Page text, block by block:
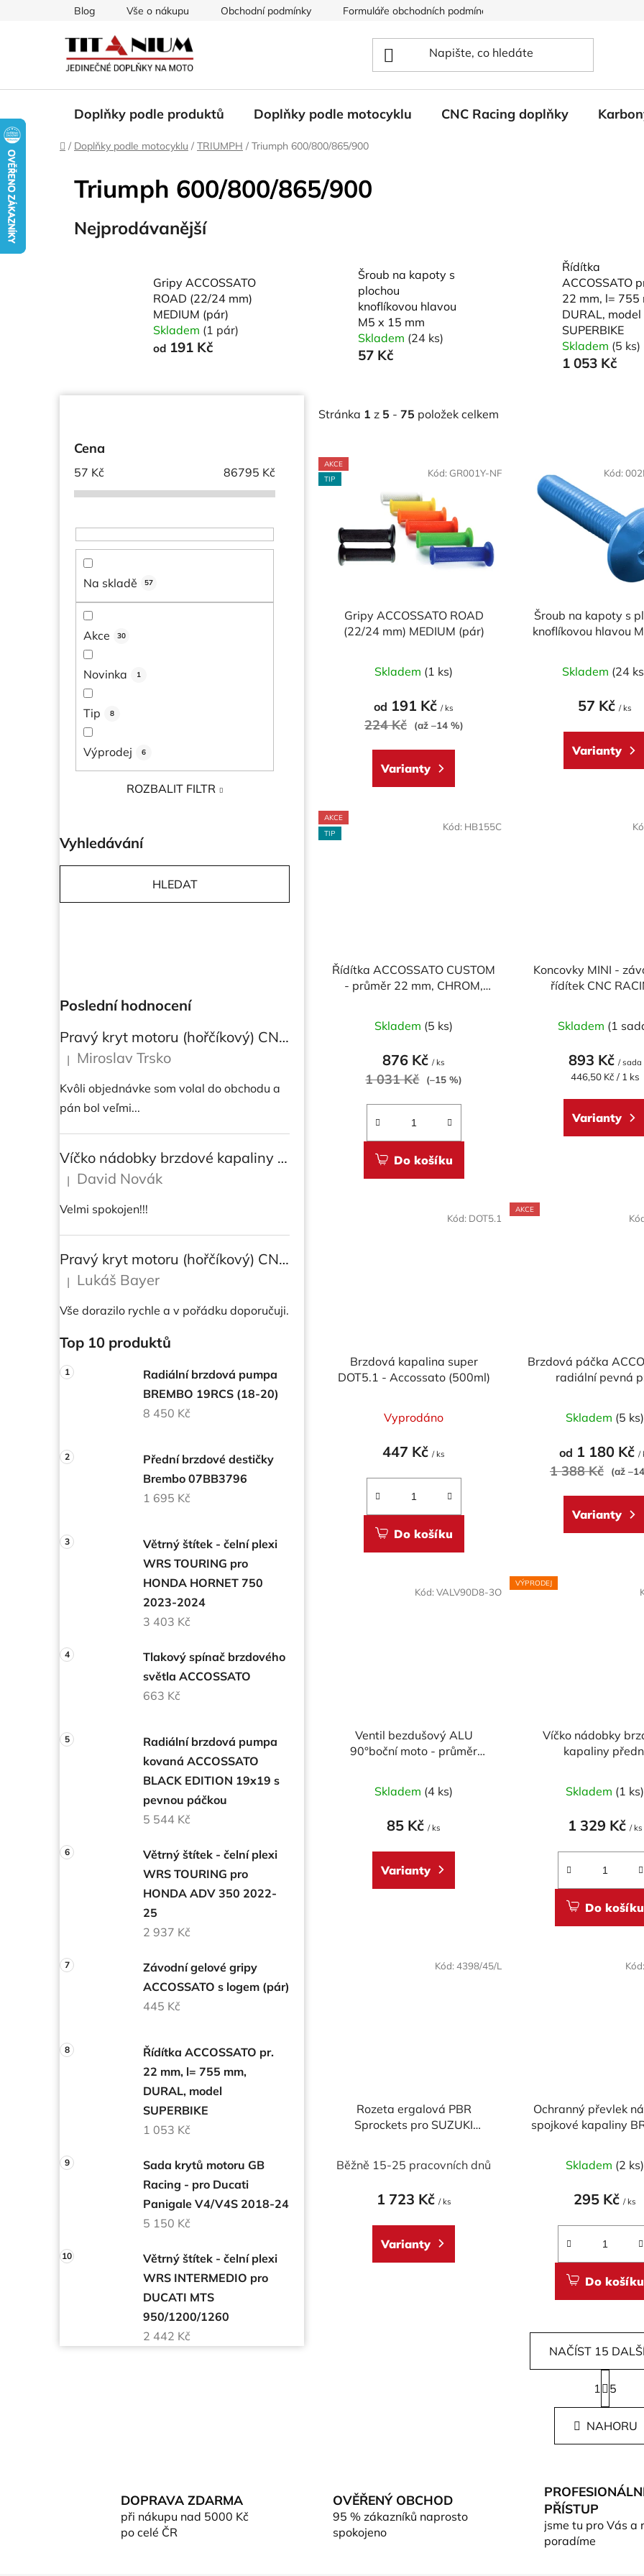
Blog Vše o nákupu Obchodní podmínky Formuláře obchodních podmínek
Doplňky podle produktů Doplňky podle motocyklu CNC Racing doplňky
Domů
/ Doplňky podle motocyklu / TRIUMPH / Triumph 600/800/865/900
Triumph 600/800/865/900
Nejprodávanější
Gripy ACCOSSATO
ROAD (22/24 mm)
MEDIUM (pár)
Skladem (1 pár)
od 191 Kč
Šroub na kapoty s
plochou
knoflíkovou hlavou
M5 x 15 mm
Skladem (24 ks)
57 Kč
Řídítka
ACCOSSATO
22 mm, l= 755
DURAL, model
SUPERBIKE
Skladem (5 ks)
1 053 Kč
Cena
57 Kč 86795 Kč
Na skladě 57
Akce 30
Novinka 1
Tip 8
Výprodej 6
ROZBALIT FILTR
Vyhledávání
HLEDAT
Poslední hodnocení
Pravý kryt motoru (hořčíkový) CNC RACING pro instalaci transparetního krytu spojky pro Ducati Streetfighter V4/V4S
Hodnocení produktu je 5 z 5 hvězdiček.
| Miroslav Trsko
Kvôli objednávke som volal do obchodu a
pán bol veľmi...
Víčko nádobky brzdové kapaliny CNC Racing - BICOLOR
Hodnocení produktu je 5 z 5 hvězdiček.
| David Novák
Velmi spokojen!!!
Pravý kryt motoru (hořčíkový) CNC RACING pro instalaci transparetního krytu spojky pro DUCATI Multistrada/ Diavel V4/ V4S
Hodnocení produktu je 5 z 5 hvězdiček.
| Lukáš Bayer
Vše dorazilo rychle a v pořádku doporučuji.
Top 10 produktů
Radiální brzdová pumpa
BREMBO 19RCS (18-20)
8 450 Kč
Přední brzdové destičky
Brembo 07BB3796
1 695 Kč
Větrný štítek - čelní plexi
WRS TOURING pro
HONDA HORNET 750
2023-2024
3 403 Kč
Tlakový spínač brzdového
světla ACCOSSATO
663 Kč
Radiální brzdová pumpa
kovaná ACCOSSATO
BLACK EDITION 19x19 s
pevnou páčkou
5 544 Kč
Větrný štítek - čelní plexi
WRS TOURING pro
HONDA ADV 350 2022-
25
2 937 Kč
Závodní gelové gripy
ACCOSSATO s logem (pár)
445 Kč
Řídítka ACCOSSATO pr.
22 mm, l= 755 mm,
DURAL, model
SUPERBIKE
1 053 Kč
Sada krytů motoru GB
Racing - pro Ducati
Panigale V4/V4S 2018-24
5 150 Kč
Větrný štítek - čelní plexi
WRS INTERMEDIO pro
DUCATI MTS
950/1200/1260
2 442 Kč
Stránka 1 z 5 - 75 položek celkem
V
ý
AKCE
TIP
Gripy ACCOSSATO ROAD
(22/24 mm) MEDIUM (pár)
hodnocení
produktu
5
Skladem (1 ks)
od 191 Kč/ ks
224 Kč (až –14 %)
Varianty
Kód: GR001Y-NF
Šroub na kapoty s
knoflíkovou hlavou
Skladem (24
57 Kč/ ks
Varianty
Kód:
AKCE
TIP
Řídítka ACCOSSATO CUSTOM
- průměr 22 mm, CHROM,
hodnocení
produktu
je
5
Skladem (5 ks)
876 Kč/ ks
1 031 Kč (–15 %)
Do košíku
Kód: HB155C
Koncovky MINI -
řídítek CNC
Skladem (1
893 Kč / sada
Měrná
446,50 Kč / 1 ks
Varianty
Brzdová kapalina super
DOT5.1 - Accossato (500ml)
Vyprodáno
447 Kč/ ks
Do košíku
Kód: DOT5.1
AKCE
Brzdová páčka
radiální pevná
Skladem (5 ks)
od 1 180 Kč /
1 388 Kč (až
Varianty
Ventil bezdušový ALU
90°boční moto - průměr
Skladem (4 ks)
85 Kč/ ks
Varianty
Kód: VALV90D8-3O
VÝPRODEJ
Víčko nádobky
kapaliny
Skladem (1 ks)
1 329 Kč / ks
Do košíku
Rozeta ergalová PBR
Sprockets pro SUZUKI
KAWASAKI KLV 1000/
mod.525
Běžně 15-25 pracovních dnů
1 723 Kč / ks
Varianty
Kód: 4398/45/L
Ochranný převlek
spojkové kapaliny
Skladem (2 ks)
295 Kč/ ks
Do košíku
Kód:
O
v
l
á
c
p
NAČÍST 15
S
t
r
n
k
á
n
1 5
NAHORU
DOPRAVA ZDARMA
při nákupu nad 5000 Kč
po celé ČR
OVĚŘENÝ OBCHOD
95 % zákazníků naprosto
spokojeno
PŘÍSTUP
jsme tu pro Vás a
poradíme